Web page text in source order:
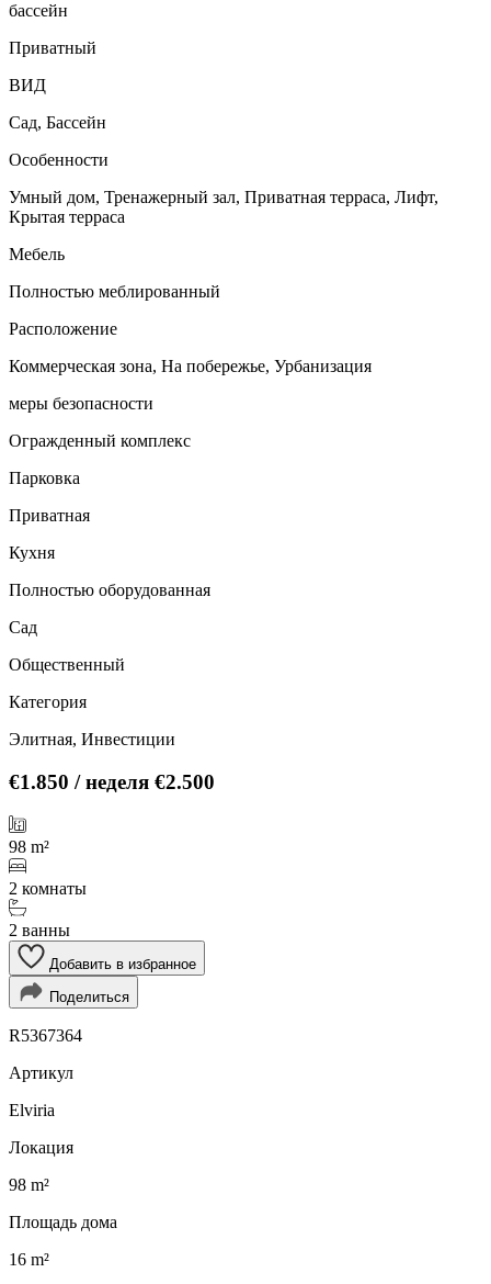
бассейн
Приватный
ВИД
Сад, Бассейн
Особенности
Умный дом, Тренажерный зал, Приватная терраса, Лифт,
Крытая терраса
Мебель
Полностью меблированный
Расположение
Коммерческая зона, На побережье, Урбанизация
меры безопасности
Огражденный комплекс
Парковка
Приватная
Кухня
Полностью оборудованная
Сад
Общественный
Категория
Элитная, Инвестиции
€1.850 / неделя €2.500
98 m²
2 комнаты
2 ванны
Добавить в избранное
Поделиться
R5367364
Артикул
Elviria
Локация
98 m²
Площадь дома
16 m²